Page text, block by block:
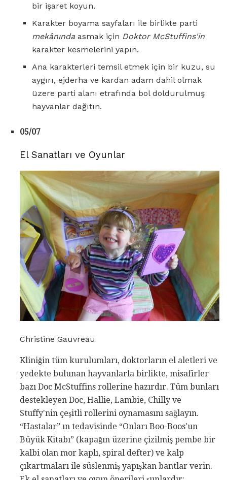
bir işaret koyun.
Karakter boyama sayfaları ile birlikte parti
mekânında asmak için Doktor McStuffins'in
karakter kesmelerini yapın.
Ana karakterleri temsil etmek için bir kuzu, su
aygırı, ejderha ve kardan adam dahil olmak
üzere parti alanı etrafında bol doldurulmuş
hayvanlar dağıtın.
05/07
El Sanatları ve Oyunlar
Christine Gauvreau
Kliniğin tüm kurulumları, doktorların el aletleri ve
yedekte bulunan hayvanlarla birlikte, misafirler
bazı Doc McStuffins rollerine hazırdır. Tüm bunları
destekleyen Doc, Hallie, Lambie, Chilly ve
Stuffy'nin çeşitli rollerini oynamasını sağlayın.
“Hastalar” ın tedavisinde “Onları Boo-Boos'un
Büyük Kitabı” (kapağın üzerine çizilmiş pembe bir
kalbi olan mor kaplı, spiral defter) ve kalp
çıkartmaları ile süslenmiş yapışkan bantlar verin.